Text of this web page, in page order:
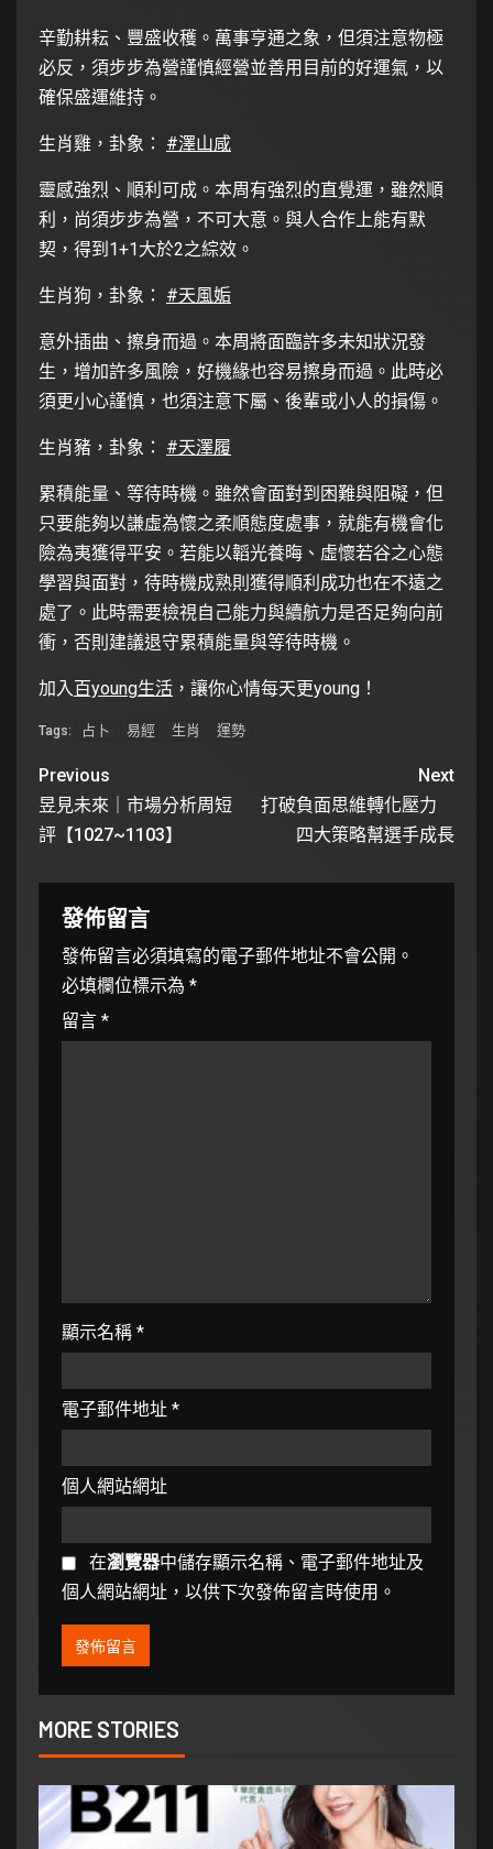
辛勤耕耘、豐盛收穫。萬事亨通之象，但須注意物極
必反，須步步為營謹慎經營並善用目前的好運氣，以
確保盛運維持。
生肖雞，卦象： #澤山咸
靈感強烈、順利可成。本周有強烈的直覺運，雖然順
利，尚須步步為營，不可大意。與人合作上能有默
契，得到1+1大於2之綜效。
生肖狗，卦象： #天風姤
意外插曲、擦身而過。本周將面臨許多未知狀況發
生，增加許多風險，好機緣也容易擦身而過。此時必
須更小心謹慎，也須注意下屬、後輩或小人的損傷。
生肖豬，卦象： #天澤履
累積能量、等待時機。雖然會面對到困難與阻礙，但
只要能夠以謙虛為懷之柔順態度處事，就能有機會化
險為夷獲得平安。若能以韜光養晦、虛懷若谷之心態
學習與面對，待時機成熟則獲得順利成功也在不遠之
處了。此時需要檢視自己能力與續航力是否足夠向前
衝，否則建議退守累積能量與等待時機。
加入 百young生活 ，讓你心情每天更young！
Tags: 占卜 易經 生肖 運勢
Previous
昱見未來｜市場分析周短
評【1027~1103】
Next
打破負面思維轉化壓力
四大策略幫選手成長
發佈留言
發佈留言必須填寫的電子郵件地址不會公開。
必填欄位標示為 *
留言 *
顯示名稱 *
電子郵件地址 *
個人網站網址
在瀏覽器中儲存顯示名稱、電子郵件地址及
個人網站網址，以供下次發佈留言時使用。
MORE STORIES